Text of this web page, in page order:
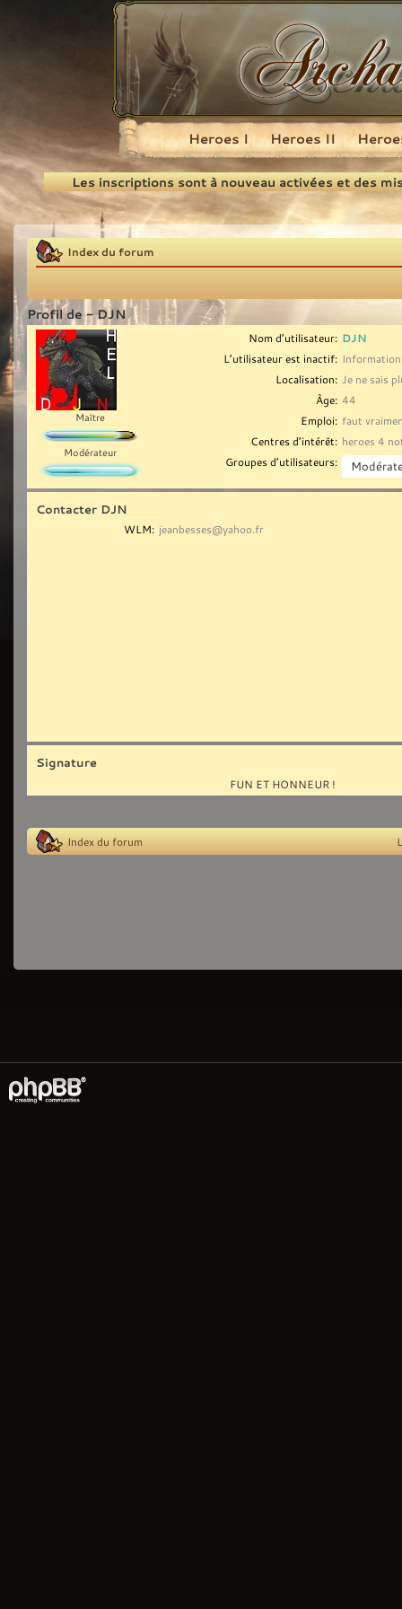
Recherche
Heroes I Heroes II
Les inscriptions sont à nouveau activées et des
Index du forum
Profil de - DJN
Maître
Modérateur
Nom d’utilisateur: DJN
L’utilisateur est inactif:
Localisation: Je ne sais
Âge: 44
Emploi: faut
Centres d’intérêt: heroes 4
Groupes d’utilisateurs:
Contacter DJN
WLM: jeanbesses@yahoo.fr
Signature
FUN ET HONNEUR !
Index du forum